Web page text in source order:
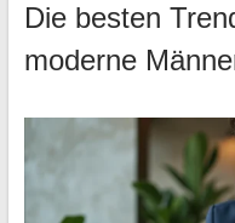
Die besten
moderne